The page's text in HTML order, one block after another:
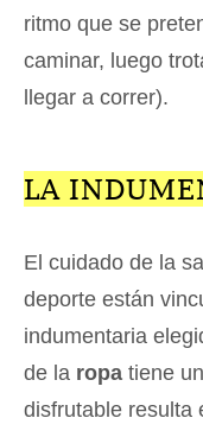
ritmo que se
caminar, luego
llegar a correr).
LA
El cuidado de la
deporte están
indumentaria
de la ropa tiene
disfrutable resulta